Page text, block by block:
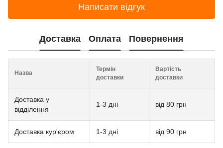
Написати відгук
Доставка Оплата Повернення
Назва
Термін
доставки
Вартість
доставки
Доставка у
відділення
1-3 дні від 80 грн
Доставка кур'єром 1-3 дні від 90 грн